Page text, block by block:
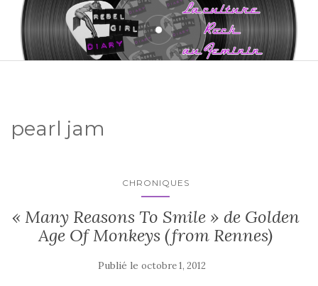
pearl jam
CHRONIQUES
« Many Reasons To Smile » de Golden
Age Of Monkeys (from Rennes)
Publié le octobre 1, 2012